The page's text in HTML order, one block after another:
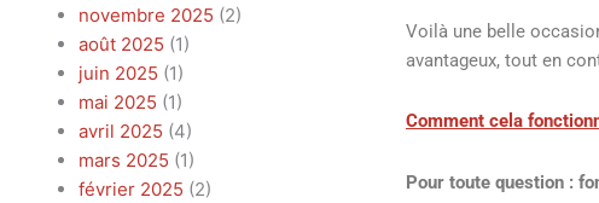
novembre 2025 (2)
août 2025 (1)
juin 2025 (1)
mai 2025 (1)
avril 2025 (4)
mars 2025 (1)
février 2025 (2)
Voilà une belle
avantageux, tout en
Comment cela
Pour toute question :